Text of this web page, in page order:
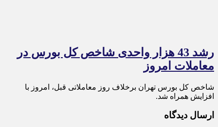
رشد 43 هزار واحدی شاخص کل بورس در
معاملات امروز
شاخص کل بورس تهران برخلاف روز معاملاتی قبل، امروز با
افزایش همراه شد.
ارسال دیدگاه